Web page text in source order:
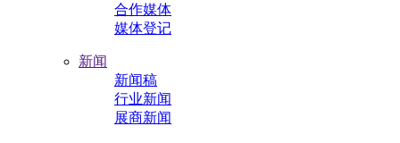
合作媒体
媒体登记
新闻
新闻稿
行业新闻
展商新闻